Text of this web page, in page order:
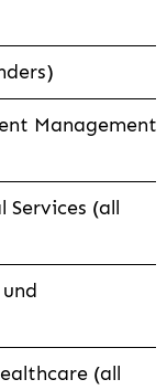
Management
Services (all
(all